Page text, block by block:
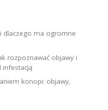
dlaczego ma ogromne
rozpoznawać objawy i
infestacją
konopi: objawy,